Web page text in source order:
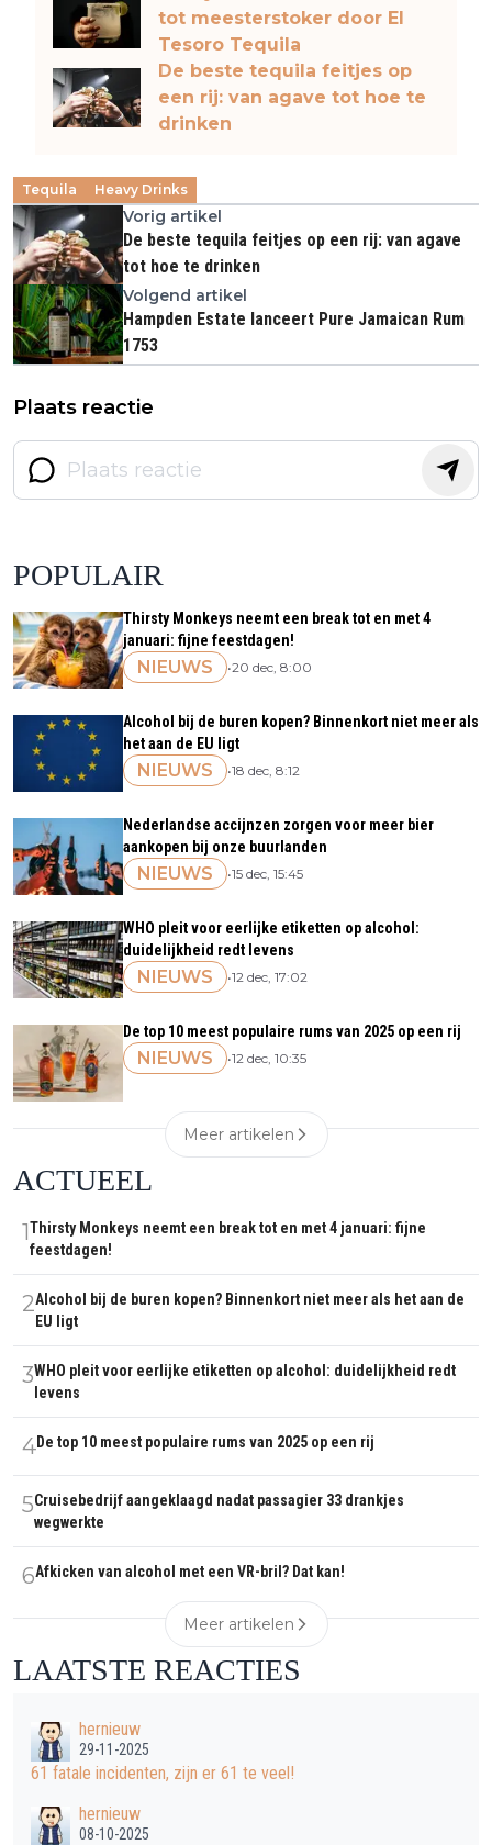
tot meesterstoker door El
Tesoro Tequila
De beste tequila feitjes op
een rij: van agave tot hoe te
drinken
Tequila Heavy Drinks
Vorig artikel
De beste tequila feitjes op een rij: van agave
tot hoe te drinken
Volgend artikel
Hampden Estate lanceert Pure Jamaican Rum
1753
Plaats reactie
POPULAIR
Thirsty Monkeys neemt een break tot en met 4
januari: fijne feestdagen!
NIEUWS •20 dec, 8:00
Alcohol bij de buren kopen? Binnenkort niet meer als
het aan de EU ligt
NIEUWS •18 dec, 8:12
Nederlandse accijnzen zorgen voor meer bier
aankopen bij onze buurlanden
NIEUWS •15 dec, 15:45
WHO pleit voor eerlijke etiketten op alcohol:
duidelijkheid redt levens
NIEUWS •12 dec, 17:02
De top 10 meest populaire rums van 2025 op een rij
NIEUWS •12 dec, 10:35
Meer artikelen
ACTUEEL
1Thirsty Monkeys neemt een break tot en met 4 januari: fijne
feestdagen!
2Alcohol bij de buren kopen? Binnenkort niet meer als het aan de
EU ligt
3WHO pleit voor eerlijke etiketten op alcohol: duidelijkheid redt
levens
4De top 10 meest populaire rums van 2025 op een rij
5Cruisebedrijf aangeklaagd nadat passagier 33 drankjes
wegwerkte
6Afkicken van alcohol met een VR-bril? Dat kan!
Meer artikelen
LAATSTE REACTIES
hernieuw
29-11-2025
61 fatale incidenten, zijn er 61 te veel!
hernieuw
08-10-2025